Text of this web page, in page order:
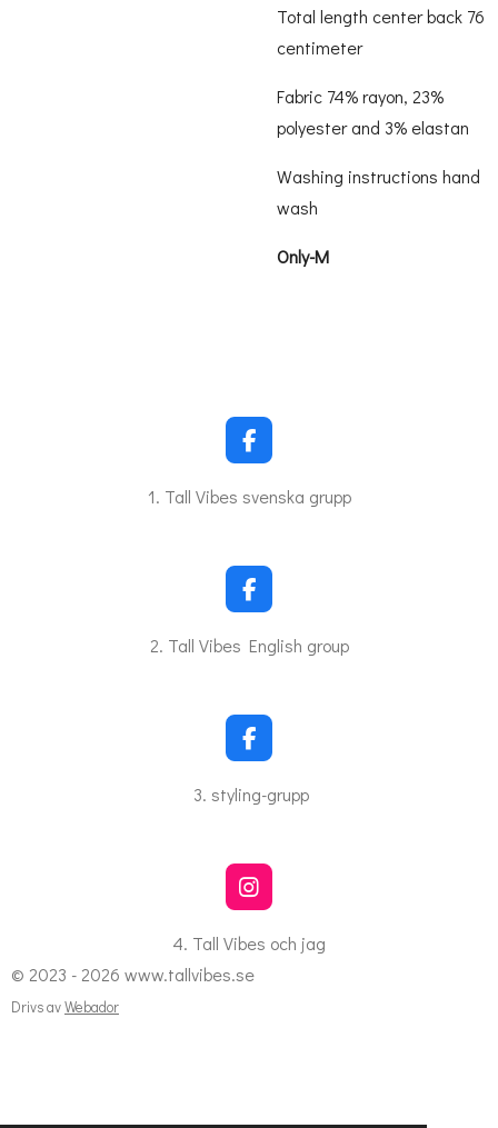
Total length center back 76
centimeter
Fabric 74% rayon, 23%
polyester and 3% elastan
Washing instructions hand
wash
Only-M
F
a
c
o
k
1. Tall Vibes svenska grupp
F
a
c
o
k
2. Tall Vibes English group
F
a
c
e
o
k
3. styling-grupp
I
n
s
a
4. Tall Vibes och jag
© 2023 - 2026 www.tallvibes.se
Drivs avWebador